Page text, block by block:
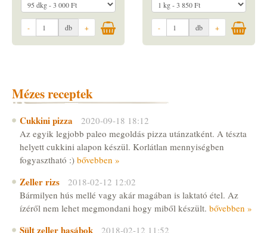
- db + - db +
Mézes receptek
Cukkini pizza
2020-09-18 18:12
Az egyik legjobb paleo megoldás pizza utánzatként. A tészta
helyett cukkini alapon készül. Korlátlan mennyiségben
fogyasztható :) bővebben »
Zeller rizs
2018-02-12 12:02
Bármilyen hús mellé vagy akár magában is laktató étel. Az
ízéről nem lehet megmondani hogy miből készült. bővebben »
Sült zeller hasábok
2018-02-12 11:52